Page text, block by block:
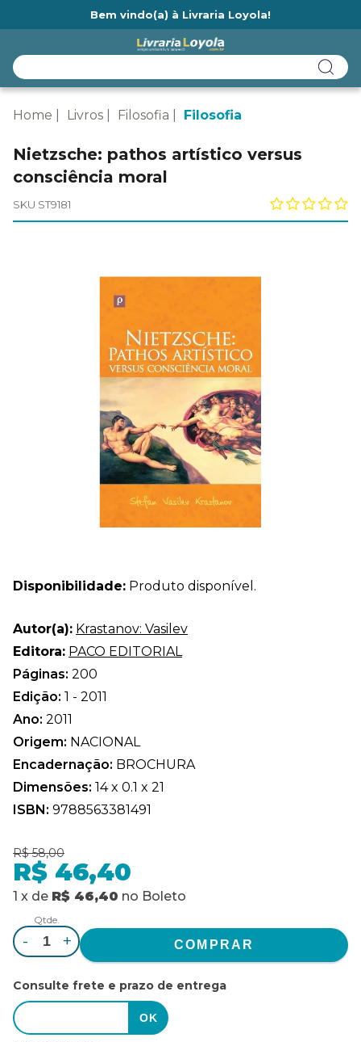
Bem vindo(a) à Livraria Loyola!
Home Livros Filosofia Filosofia
Nietzsche: pathos artístico versus
consciência moral
SKU ST9181
Disponibilidade: Produto disponível.
Autor(a): Krastanov: Vasilev
Editora: PACO EDITORIAL
Páginas: 200
Edição: 1 - 2011
Ano: 2011
Origem: NACIONAL
Encadernação: BROCHURA
Dimensões: 14 x 0.1 x 21
ISBN: 9788563381491
R$ 58,00
R$ 46,40
1 x de R$ 46,40 no Boleto
Qtde.
- +
Consulte frete e prazo de entrega